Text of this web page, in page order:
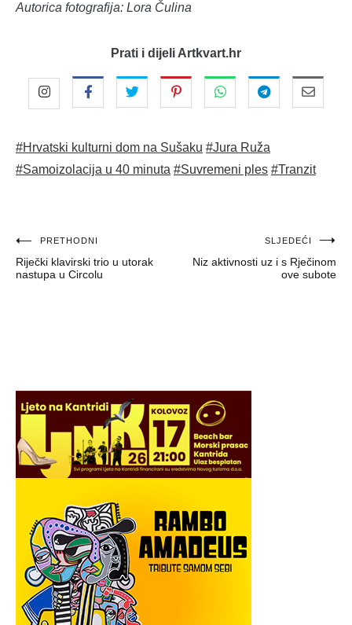
Autorica fotografija: Lora Čulina
Prati i dijeli Artkvart.hr
#Hrvatski kulturni dom na Sušaku #Jura Ruža
#Samoizolacija u 40 minuta #Suvremeni ples #Tranzit
Navigacija
objava
PRETHODNI
Riječki klavirski trio u utorak
nastupa u Circolu
SLJEDEĆI
Niz aktivnosti uz i s Rječinom
ove subote